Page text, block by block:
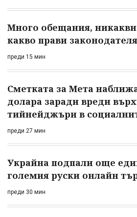
Много обещания, никакви
какво прави
преди 15 мин
Сметката за Мета
долара заради вреди
тийнейджъри в
преди 27 мин
Украйна подпали още
големия руски онлайн
преди 30 мин